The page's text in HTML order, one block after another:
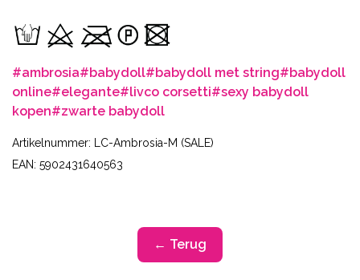
#ambrosia#babydoll#babydoll met string#babydoll
online#elegante#livco corsetti#sexy babydoll
kopen#zwarte babydoll
Artikelnummer: LC-Ambrosia-M (SALE)
EAN: 5902431640563
← Terug